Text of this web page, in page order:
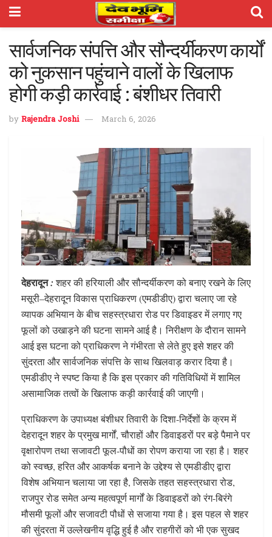
सार्वजनिक संपत्ति और सौन्दर्यीकरण कार्यों
को नुकसान पहुंचाने वालों के खिलाफ
होगी कड़ी कार्रवाई : बंशीधर तिवारी
by Rajendra Joshi March 6, 2026
देहरादून:शहर की हरियाली और सौन्दर्यीकरण को बनाए रखने के लिए
मसूरी–देहरादून विकास प्राधिकरण (एमडीडीए) द्वारा चलाए जा रहे
व्यापक अभियान के बीच सहस्त्रधारा रोड पर डिवाइडर में लगाए गए
फूलों को उखाड़ने की घटना सामने आई है। निरीक्षण के दौरान सामने
आई इस घटना को प्राधिकरण ने गंभीरता से लेते हुए इसे शहर की
सुंदरता और सार्वजनिक संपत्ति के साथ खिलवाड़ करार दिया है।
एमडीडीए ने स्पष्ट किया है कि इस प्रकार की गतिविधियों में शामिल
असामाजिक तत्वों के खिलाफ कड़ी कार्रवाई की जाएगी।
प्राधिकरण के उपाध्यक्ष बंशीधर तिवारी के दिशा-निर्देशों के क्रम में
देहरादून शहर के प्रमुख मार्गों, चौराहों और डिवाइडरों पर बड़े पैमाने पर
वृक्षारोपण तथा सजावटी फूल-पौधों का रोपण कराया जा रहा है। शहर
को स्वच्छ, हरित और आकर्षक बनाने के उद्देश्य से एमडीडीए द्वारा
विशेष अभियान चलाया जा रहा है, जिसके तहत सहस्त्रधारा रोड,
राजपुर रोड समेत अन्य महत्वपूर्ण मार्गों के डिवाइडरों को रंग-बिरंगे
मौसमी फूलों और सजावटी पौधों से सजाया गया है। इस पहल से शहर
की सुंदरता में उल्लेखनीय वृद्धि हुई है और राहगीरों को भी एक सुखद